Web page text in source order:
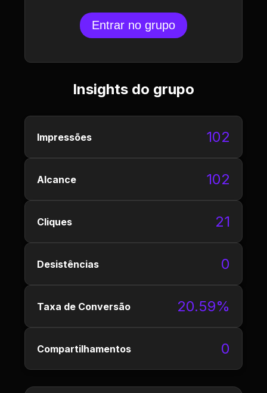
Entrar no grupo
Insights do grupo
Impressões 102
Alcance 102
Cliques 21
Desistências 0
Taxa de Conversão 20.59%
Compartilhamentos 0